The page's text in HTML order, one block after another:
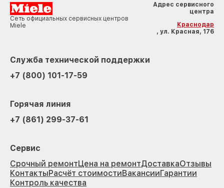
Сеть официальных сервисных центров
Miele
Адрес сервисного
центра
Краснодар
, ул. Красная, 176
Служба технической поддержки
+7 (800) 101-17-59
Горячая линия
+7 (861) 299-37-61
Сервис
Срочный ремонтЦена на ремонтДоставкаОтзывы
КонтактыРасчёт стоимостиВакансииГарантии
Контроль качества